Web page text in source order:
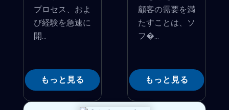
プロセス、およ
び経験を急速に
開...
もっと見る
顧客の需要を満
たすことは、ソ
フ�...
もっと見る